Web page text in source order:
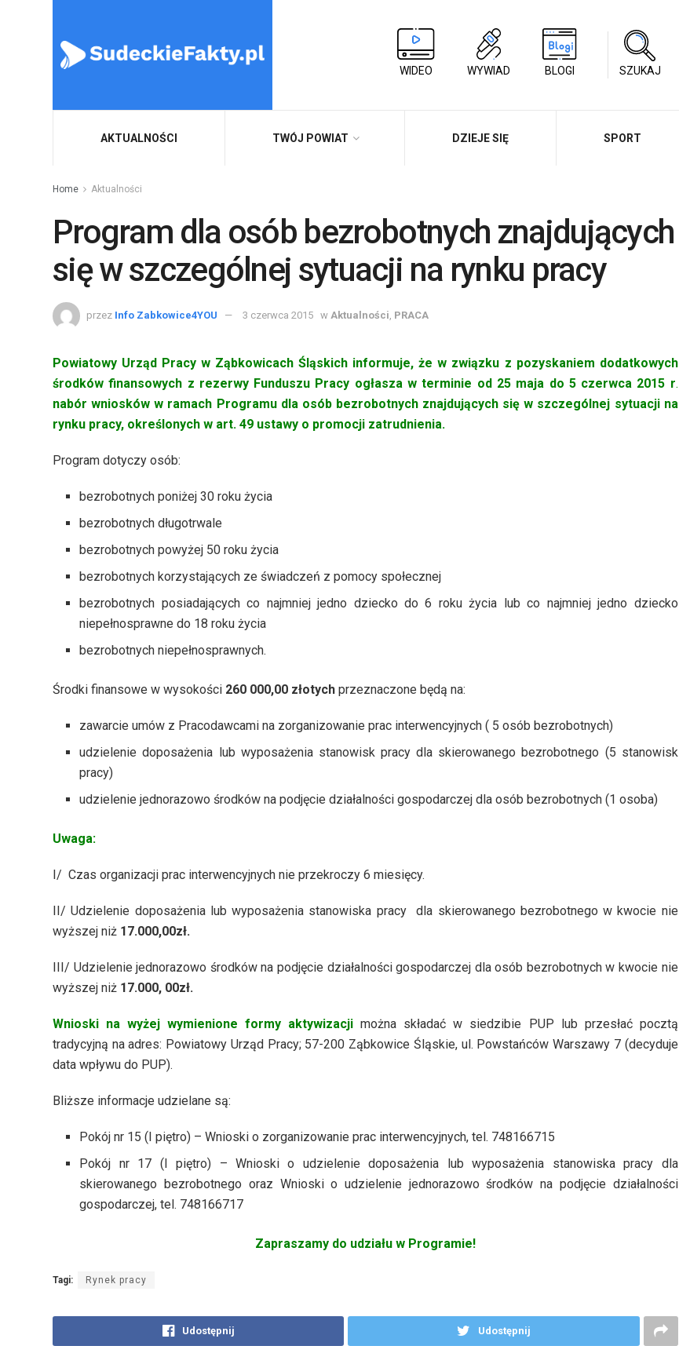
WIDEO WYWIAD BLOGI SZUKAJ
AKTUALNOŚCI TWÓJ POWIAT DZIEJE SIĘ SPORT
Home Aktualności
Program dla osób bezrobotnych znajdujących
się w szczególnej sytuacji na rynku pracy
przez Info Zabkowice4YOU 3 czerwca 2015 w Aktualności PRACA
Powiatowy Urząd Pracy w Ząbkowicach Śląskich informuje, że w związku z pozyskaniem dodatkowych
środków finansowych z rezerwy Funduszu Pracy ogłasza w terminie od 25 maja do 5 czerwca 2015 r.
nabór wniosków w ramach Programu dla osób bezrobotnych znajdujących się w szczególnej sytuacji na
rynku pracy, określonych w art. 49 ustawy o promocji zatrudnienia.
Program dotyczy osób:
bezrobotnych poniżej 30 roku życia
bezrobotnych długotrwale
bezrobotnych powyżej 50 roku życia
bezrobotnych korzystających ze świadczeń z pomocy społecznej
bezrobotnych posiadających co najmniej jedno dziecko do 6 roku życia lub co najmniej jedno dziecko
niepełnosprawne do 18 roku życia
bezrobotnych niepełnosprawnych.
Środki finansowe w wysokości 260 000,00 złotych przeznaczone będą na:
zawarcie umów z Pracodawcami na zorganizowanie prac interwencyjnych ( 5 osób bezrobotnych)
udzielenie doposażenia lub wyposażenia stanowisk pracy dla skierowanego bezrobotnego (5 stanowisk
pracy)
udzielenie jednorazowo środków na podjęcie działalności gospodarczej dla osób bezrobotnych (1 osoba)
Uwaga:
I/ Czas organizacji prac interwencyjnych nie przekroczy 6 miesięcy.
II/ Udzielenie doposażenia lub wyposażenia stanowiska pracy dla skierowanego bezrobotnego w kwocie nie
wyższej niż 17.000,00zł.
III/ Udzielenie jednorazowo środków na podjęcie działalności gospodarczej dla osób bezrobotnych w kwocie nie
wyższej niż 17.000, 00zł.
Wnioski na wyżej wymienione formy aktywizacji można składać w siedzibie PUP lub przesłać pocztą
tradycyjną na adres: Powiatowy Urząd Pracy; 57-200 Ząbkowice Śląskie, ul. Powstańców Warszawy 7 (decyduje
data wpływu do PUP).
Bliższe informacje udzielane są:
Pokój nr 15 (I piętro) – Wnioski o zorganizowanie prac interwencyjnych, tel. 748166715
Pokój nr 17 (I piętro) – Wnioski o udzielenie doposażenia lub wyposażenia stanowiska pracy dla
skierowanego bezrobotnego oraz Wnioski o udzielenie jednorazowo środków na podjęcie działalności
gospodarczej, tel. 748166717
Zapraszamy do udziału w Programie!
Tagi: Rynek pracy
Udostępnij Udostępnij